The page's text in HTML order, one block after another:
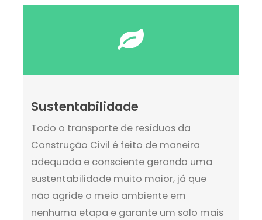
Sustentabilidade
Todo o transporte de resíduos da
Construção Civil é feito de maneira
adequada e consciente gerando uma
sustentabilidade muito maior, já que
não agride o meio ambiente em
nenhuma etapa e garante um solo mais